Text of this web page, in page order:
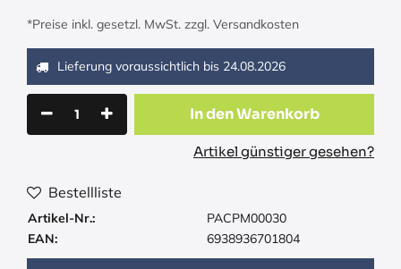
*Preise inkl. gesetzl. MwSt. zzgl. Versandkosten
Lieferung voraussichtlich bis 24.08.2026
In den Warenkorb
Artikel günstiger gesehen?
Bestellliste
Artikel-Nr.:
PACPM00030
EAN:
6938936701804